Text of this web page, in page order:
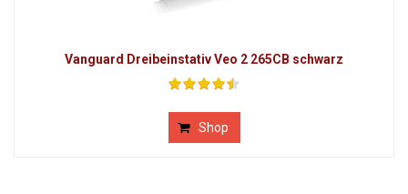
Vanguard Dreibeinstativ Veo 2 265CB schwarz
Shop